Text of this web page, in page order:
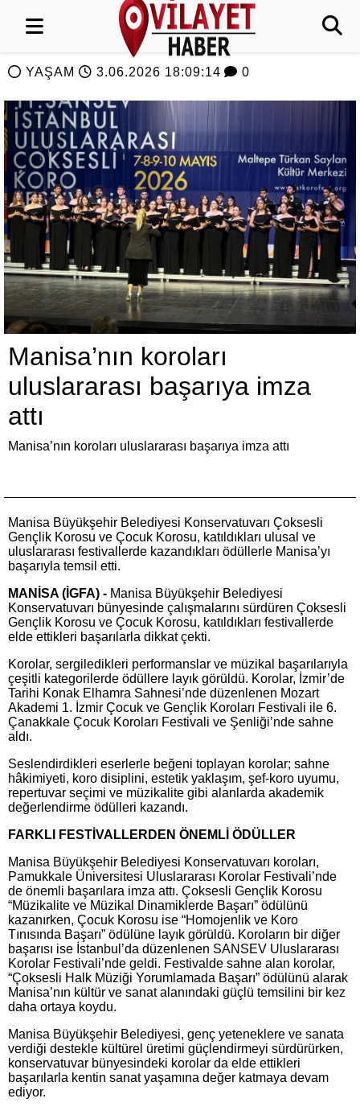
YAŞAM 3.06.2026 18:09:14 0
Manisa’nın koroları
uluslararası başarıya imza
attı
Manisa’nın koroları uluslararası başarıya imza attı
Manisa Büyükşehir Belediyesi Konservatuvarı Çoksesli
Gençlik Korosu ve Çocuk Korosu, katıldıkları ulusal ve
uluslararası festivallerde kazandıkları ödüllerle Manisa’yı
başarıyla temsil etti.
MANİSA (İGFA) - Manisa Büyükşehir Belediyesi
Konservatuvarı bünyesinde çalışmalarını sürdüren Çoksesli
Gençlik Korosu ve Çocuk Korosu, katıldıkları festivallerde
elde ettikleri başarılarla dikkat çekti.
Korolar, sergiledikleri performanslar ve müzikal başarılarıyla
çeşitli kategorilerde ödüllere layık görüldü. Korolar, İzmir’de
Tarihi Konak Elhamra Sahnesi’nde düzenlenen Mozart
Akademi 1. İzmir Çocuk ve Gençlik Koroları Festivali ile 6.
Çanakkale Çocuk Koroları Festivali ve Şenliği’nde sahne
aldı.
Seslendirdikleri eserlerle beğeni toplayan korolar; sahne
hâkimiyeti, koro disiplini, estetik yaklaşım, şef-koro uyumu,
repertuvar seçimi ve müzikalite gibi alanlarda akademik
değerlendirme ödülleri kazandı.
FARKLI FESTİVALLERDEN ÖNEMLİ ÖDÜLLER
Manisa Büyükşehir Belediyesi Konservatuvarı koroları,
Pamukkale Üniversitesi Uluslararası Korolar Festivali’nde
de önemli başarılara imza attı. Çoksesli Gençlik Korosu
“Müzikalite ve Müzikal Dinamiklerde Başarı” ödülünü
kazanırken, Çocuk Korosu ise “Homojenlik ve Koro
Tınısında Başarı” ödülüne layık görüldü. Koroların bir diğer
başarısı ise İstanbul’da düzenlenen SANSEV Uluslararası
Korolar Festivali’nde geldi. Festivalde sahne alan korolar,
“Çoksesli Halk Müziği Yorumlamada Başarı” ödülünü alarak
Manisa’nın kültür ve sanat alanındaki güçlü temsilini bir kez
daha ortaya koydu.
Manisa Büyükşehir Belediyesi, genç yeteneklere ve sanata
verdiği destekle kültürel üretimi güçlendirmeyi sürdürürken,
konservatuvar bünyesindeki korolar da elde ettikleri
başarılarla kentin sanat yaşamına değer katmaya devam
ediyor.